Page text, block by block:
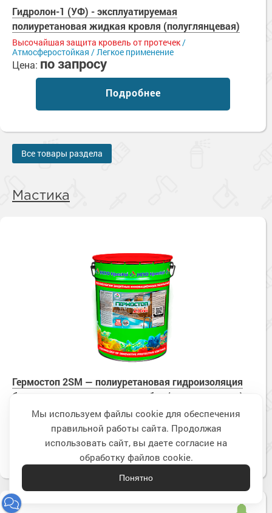
Гидролон-1 (УФ) - эксплуатируемая
полиуретановая жидкая кровля (полуглянцевая)
Высочайшая защита кровель от протечек /
Атмосферостойкая / Легкое применение
Цена: по запросу
Подробнее
Все товары раздела
Мастика
Гермостоп 2SM — полиуретановая гидроизоляция
без запаха для внутренних работ (полуглянцевая)
Цена:по запросу
Подробнее
Мы используем файлы cookie для обеспечения
правильной работы сайта. Продолжая
использовать сайт, вы даете согласие на
обработку файлов cookie.
Понятно